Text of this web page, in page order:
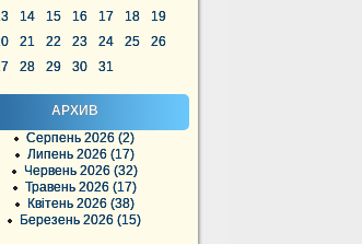
14 15 16 17 18
19
21 22 23 24 25
26
28 29 30 31
АРХИВ
Серпень 2026 (2)
Липень 2026 (17)
Червень 2026 (32)
Травень 2026 (17)
Квітень 2026 (38)
Березень 2026 (15)